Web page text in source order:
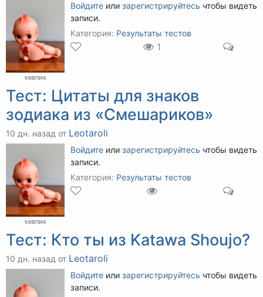
кевпик
Войдите или зарегистрируйтесь чтобы видеть
записи.
Категория: Результаты тестов
1
Тест: Цитаты для знаков
зодиака из «Смешариков»
10 дн. назад от Leotaroli
кевпик
Войдите или зарегистрируйтесь чтобы видеть
записи.
Категория: Результаты тестов
Тест: Кто ты из Katawa Shoujo?
10 дн. назад от Leotaroli
Войдите или зарегистрируйтесь чтобы видеть
записи.